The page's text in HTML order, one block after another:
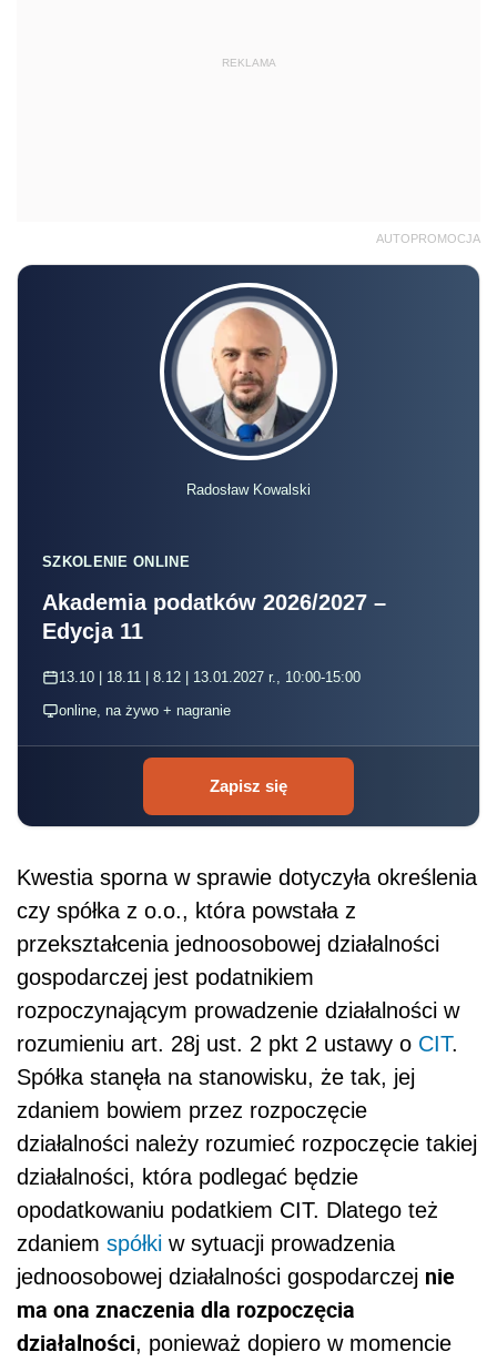
REKLAMA
AUTOPROMOCJA
Radosław Kowalski
SZKOLENIE ONLINE
Akademia podatków 2026/2027 –
Edycja 11
13.10 | 18.11 | 8.12 | 13.01.2027 r., 10:00-15:00
online, na żywo + nagranie
Zapisz się
Kwestia sporna w sprawie dotyczyła określenia
czy spółka z o.o., która powstała z
przekształcenia jednoosobowej działalności
gospodarczej jest podatnikiem
rozpoczynającym prowadzenie działalności w
rozumieniu art. 28j ust. 2 pkt 2 ustawy o CIT.
Spółka stanęła na stanowisku, że tak, jej
zdaniem bowiem przez rozpoczęcie
działalności należy rozumieć rozpoczęcie takiej
działalności, która podlegać będzie
opodatkowaniu podatkiem CIT. Dlatego też
zdaniem spółki w sytuacji prowadzenia
jednoosobowej działalności gospodarczej nie
ma ona znaczenia dla rozpoczęcia
działalności, ponieważ dopiero w momencie